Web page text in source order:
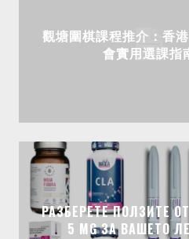
觀塘圍棋課程推介：香
會實用選課指
РАЗБЕРЕТЕ ПОЛЗИТЕ ОТ
5 MG ЗА ВАШЕТО